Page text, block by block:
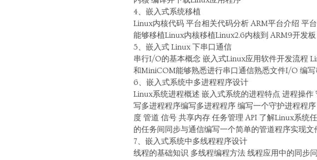
4、嵌入式系统移植
Linux内核代码 平台相关代码分析 ARM平台介绍 平
能够移植Linux内核移植Linux2.6内核到 ARM9开发板
5、嵌入式 Linux 下串口通信
串行I/O的基本概念 嵌入式Linux应用软件开发流程
和MiniCOM能够熟悉进行串口通信熟悉文件I/O 编
6、嵌入式系统中多进程程序设计
Linux系统进程概述 嵌入式系统的进程特点 进程操
写多进程程序编写多进程程序 编写一个守护进程程
度 管道 信号 共享内存 任务管理 API 了解Linux系统
的任务间同步与通信编写一个简单的管道程序实现
7、嵌入式系统中多线程程序设计
线程的基础知识 多线程编程方法 线程应用中的同步